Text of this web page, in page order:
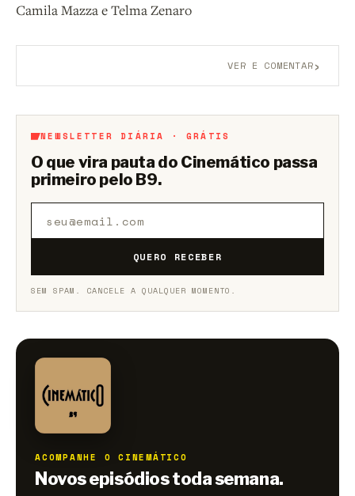
Camila Mazza e Telma Zenaro
VER E COMENTAR›
NEWSLETTER DIÁRIA · GRÁTIS
O que vira pauta do Cinemático passa
primeiro pelo B9.
QUERO RECEBER
SEM SPAM. CANCELE A QUALQUER MOMENTO.
ACOMPANHE O CINEMÁTICO
Novos episódios toda semana.